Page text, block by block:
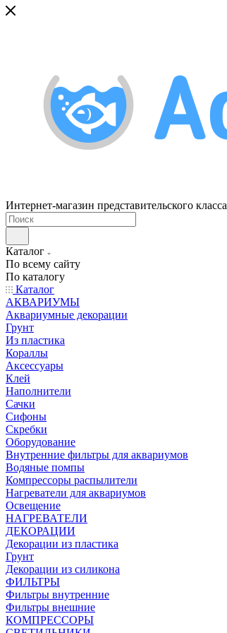
Интернет-магазин представительского класса
Каталог
По всему сайту
По каталогу
Каталог
АКВАРИУМЫ
Аквариумные декорации
Грунт
Из пластика
Кораллы
Аксессуары
Клей
Наполнители
Сачки
Сифоны
Скребки
Оборудование
Внутренние фильтры для аквариумов
Водяные помпы
Компрессоры распылители
Нагреватели для аквариумов
Освещение
НАГРЕВАТЕЛИ
ДЕКОРАЦИИ
Декорации из пластика
Грунт
Декорации из силикона
ФИЛЬТРЫ
Фильтры внутренние
Фильтры внешние
КОМПРЕССОРЫ